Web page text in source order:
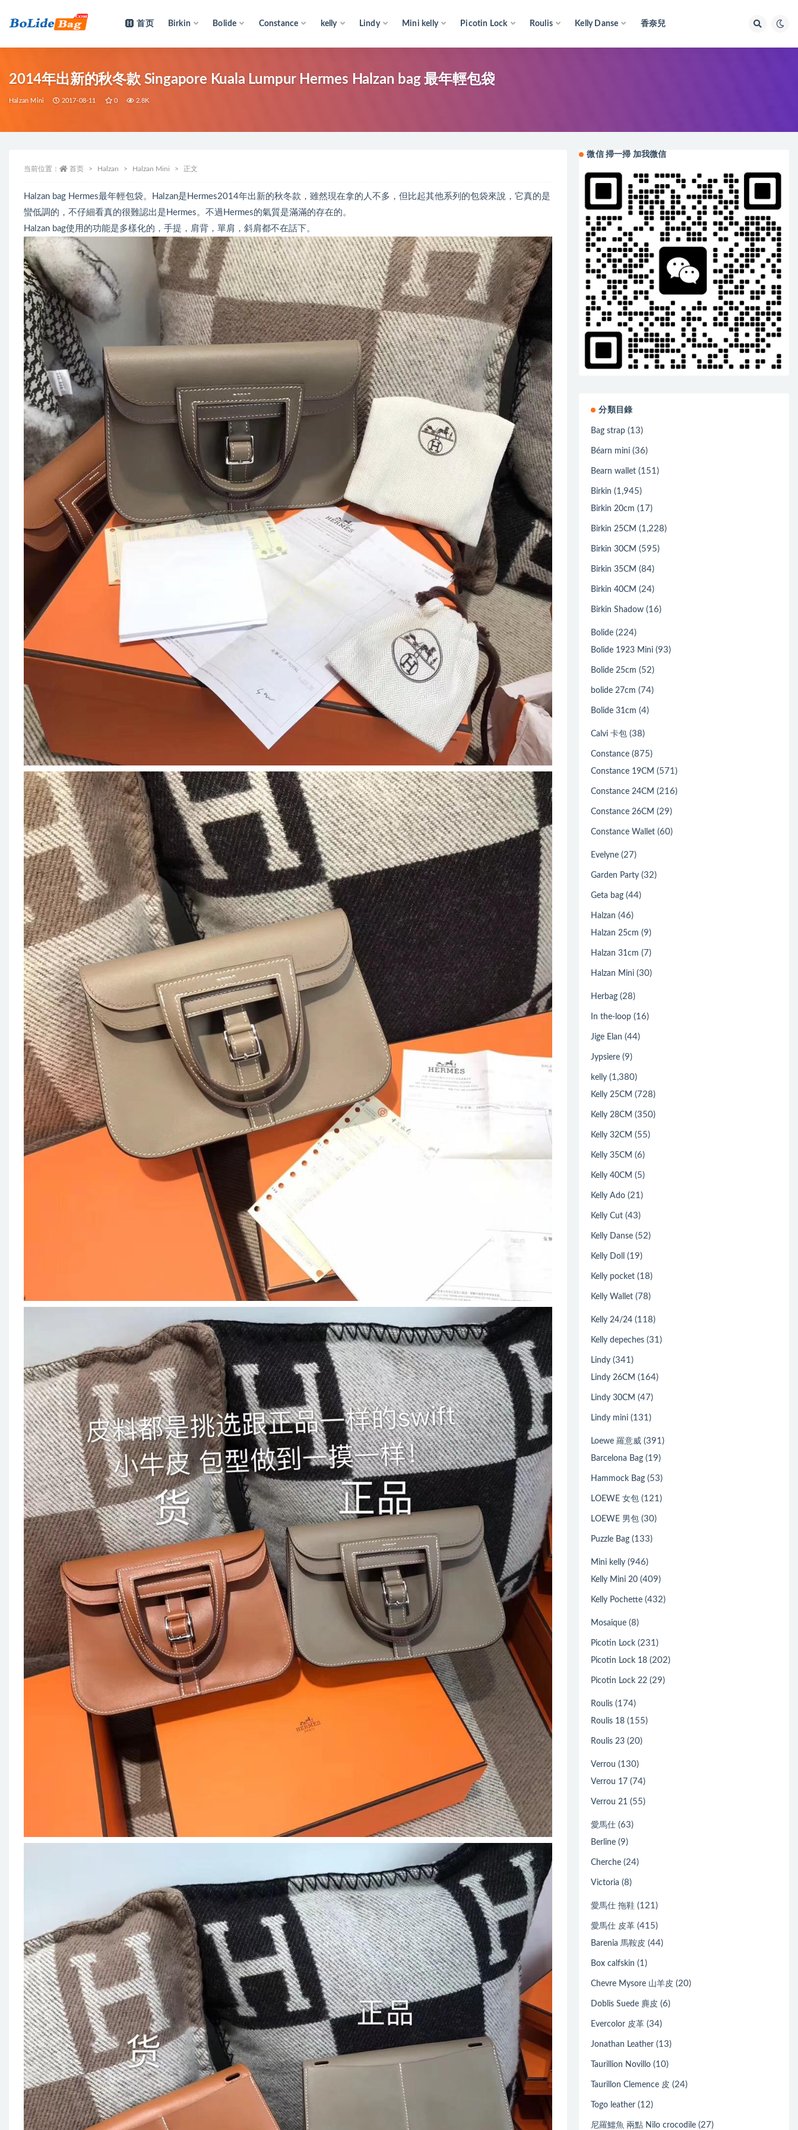
首页 Birkin Bolide Constance kelly Lindy Mini kelly Picotin Lock Roulis Kelly Danse 香奈兒
2014年出新的秋冬款 Singapore Kuala Lumpur Hermes Halzan bag 最年輕包袋
Halzan Mini 2017-08-11 0 2.8K
当前位置： 首页 Halzan Halzan Mini 正文
Halzan bag Hermes最年輕包袋。Halzan是Hermes2014年出新的秋冬款，雖然現在拿的人不多，但比起其他系列的包袋來說，它真的是
蠻低調的，不仔細看真的很難認出是Hermes。不過Hermes的氣質是滿滿的存在的。
Halzan bag使用的功能是多樣化的，手提，肩背，單肩，斜肩都不在話下。
微信 掃一掃 加我微信
分類目錄
Bag strap (13)
Béarn mini (36)
Bearn wallet (151)
Birkin (1,945)
Birkin 20cm (17)
Birkin 25CM (1,228)
Birkin 30CM (595)
Birkin 35CM (84)
Birkin 40CM (24)
Birkin Shadow (16)
Bolide (224)
Bolide 1923 Mini (93)
Bolide 25cm (52)
bolide 27cm (74)
Bolide 31cm (4)
Calvi 卡包 (38)
Constance (875)
Constance 19CM (571)
Constance 24CM (216)
Constance 26CM (29)
Constance Wallet (60)
Evelyne (27)
Garden Party (32)
Geta bag (44)
Halzan (46)
Halzan 25cm (9)
Halzan 31cm (7)
Halzan Mini (30)
Herbag (28)
In the-loop (16)
Jige Elan (44)
Jypsiere (9)
kelly (1,380)
Kelly 25CM (728)
Kelly 28CM (350)
Kelly 32CM (55)
Kelly 35CM (6)
Kelly 40CM (5)
Kelly Ado (21)
Kelly Cut (43)
Kelly Danse (52)
Kelly Doll (19)
Kelly pocket (18)
Kelly Wallet (78)
Kelly 24/24 (118)
Kelly depeches (31)
Lindy (341)
Lindy 26CM (164)
Lindy 30CM (47)
Lindy mini (131)
Loewe 羅意威 (391)
Barcelona Bag (19)
Hammock Bag (53)
LOEWE 女包 (121)
LOEWE 男包 (30)
Puzzle Bag (133)
Mini kelly (946)
Kelly Mini 20 (409)
Kelly Pochette (432)
Mosaique (8)
Picotin Lock (231)
Picotin Lock 18 (202)
Picotin Lock 22 (29)
Roulis (174)
Roulis 18 (155)
Roulis 23 (20)
Verrou (130)
Verrou 17 (74)
Verrou 21 (55)
愛馬仕 (63)
Berline (9)
Cherche (24)
Victoria (8)
愛馬仕 拖鞋 (121)
愛馬仕 皮革 (415)
Barenia 馬鞍皮 (44)
Box calfskin (1)
Chevre Mysore 山羊皮 (20)
Doblis Suede 麂皮 (6)
Evercolor 皮革 (34)
Jonathan Leather (13)
Taurillion Novillo (10)
Taurillon Clemence 皮 (24)
Togo leather (12)
尼羅鱷魚 兩點 Nilo crocodile (27)